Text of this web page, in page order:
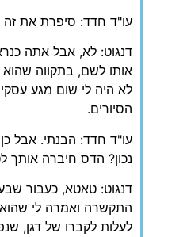
עו"ד חדד: סיפרת את זה
דנגוט: לא, אבל אתה
אותו לשם, בתקווה
לא היה לי שום מגע
הסיורים.
עו"ד חדד: הבנתי. אבל
נכון? הדס חיברה אותך
דנגוט: טאטא, כעבור
התקשרה ואמרה לי
לעלות לקברו של דגן,